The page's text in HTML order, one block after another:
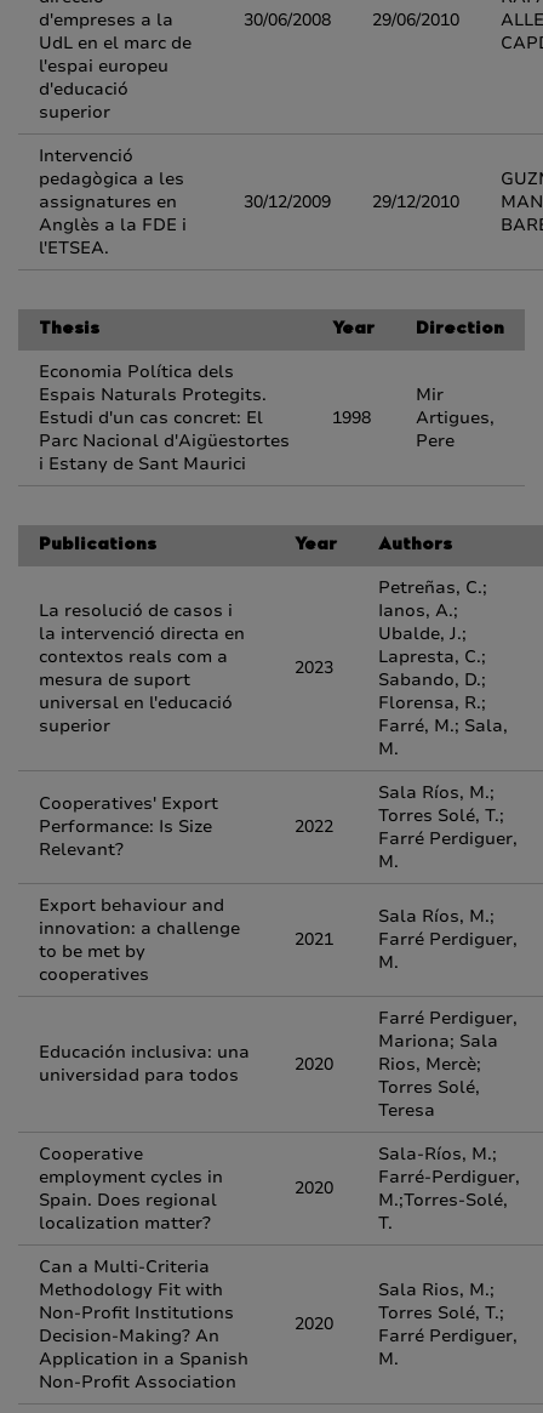
d'empreses a la
UdL en el marc de
l'espai europeu
d'educació
superior
30/06/2008 29/06/2010
Intervenció
pedagògica a les
assignatures en
Anglès a la FDE i
l'ETSEA.
30/12/2009 29/12/2010
Thesis Year Direction
Economia Política dels
Espais Naturals Protegits.
Estudi d'un cas concret: El
Parc Nacional d'Aigüestortes
i Estany de Sant Maurici
1998
Mir
Artigues,
Pere
Publications Year Authors
La resolució de casos i
la intervenció directa en
contextos reals com a
mesura de suport
universal en l'educació
superior
2023
Petreñas, C.;
Ianos, A.;
Ubalde, J.;
Lapresta, C.;
Sabando, D.;
Florensa, R.;
Farré, M.; Sala,
M.
Cooperatives' Export
Performance: Is Size
Relevant?
2022
Sala Ríos, M.;
Torres Solé, T.;
Farré Perdiguer,
M.
Export behaviour and
innovation: a challenge
to be met by
cooperatives
2021
Sala Ríos, M.;
Farré Perdiguer,
M.
Educación inclusiva: una
universidad para todos
2020
Farré Perdiguer,
Mariona; Sala
Rios, Mercè;
Torres Solé,
Teresa
Cooperative
employment cycles in
Spain. Does regional
localization matter?
2020
Sala-Ríos, M.;
Farré-Perdiguer,
M.;Torres-Solé,
T.
Can a Multi-Criteria
Methodology Fit with
Non-Profit Institutions
Decision-Making? An
Application in a Spanish
Non-Profit Association
2020
Sala Rios, M.;
Torres Solé, T.;
Farré Perdiguer,
M.